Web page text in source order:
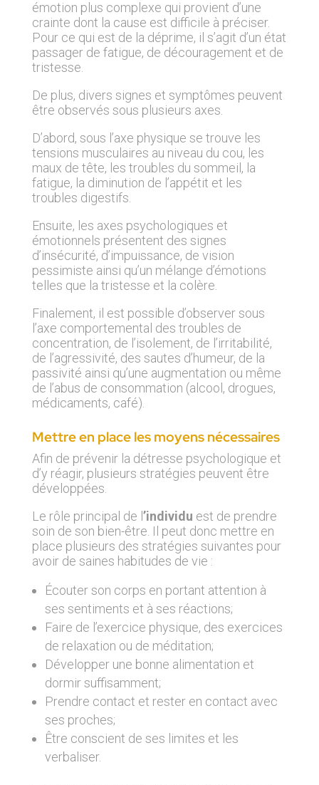
émotion plus complexe qui provient d’une
crainte dont la cause est difficile à préciser.
Pour ce qui est de la déprime, il s’agit d’un état
passager de fatigue, de découragement et de
tristesse.
De plus, divers signes et symptômes peuvent
être observés sous plusieurs axes.
D’abord, sous l’axe physique se trouve les
tensions musculaires au niveau du cou, les
maux de tête, les troubles du sommeil, la
fatigue, la diminution de l’appétit et les
troubles digestifs.
Ensuite, les axes psychologiques et
émotionnels présentent des signes
d’insécurité, d’impuissance, de vision
pessimiste ainsi qu’un mélange d’émotions
telles que la tristesse et la colère.
Finalement, il est possible d’observer sous
l’axe comportemental des troubles de
concentration, de l’isolement, de l’irritabilité,
de l’agressivité, des sautes d’humeur, de la
passivité ainsi qu’une augmentation ou même
de l’abus de consommation (alcool, drogues,
médicaments, café).
Mettre en place les moyens nécessaires
Afin de prévenir la détresse psychologique et
d’y réagir, plusieurs stratégies peuvent être
développées.
Le rôle principal de l ’individu est de prendre
soin de son bien-être. Il peut donc mettre en
place plusieurs des stratégies suivantes pour
avoir de saines habitudes de vie :
Écouter son corps en portant attention à
ses sentiments et à ses réactions;
Faire de l’exercice physique, des exercices
de relaxation ou de méditation;
Développer une bonne alimentation et
dormir suffisamment;
Prendre contact et rester en contact avec
ses proches;
Être conscient de ses limites et les
verbaliser.